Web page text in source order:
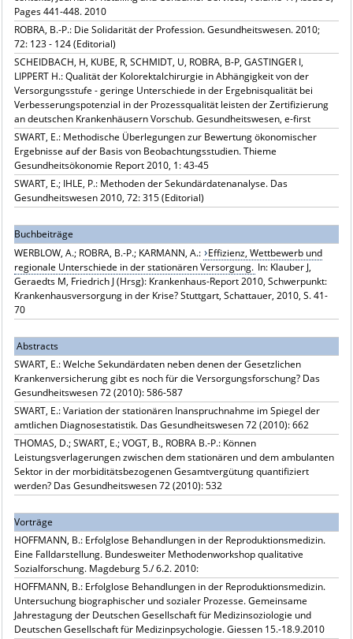
Pages 441-448. 2010
ROBRA, B.-P.: Die Solidarität der Profession. Gesundheitswesen. 2010;
72: 123 - 124 (Editorial)
SCHEIDBACH, H, KUBE, R, SCHMIDT, U, ROBRA, B-P, GASTINGER I,
LIPPERT H.: Qualität der Kolorektalchirurgie in Abhängigkeit von der
Versorgungsstufe - geringe Unterschiede in der Ergebnisqualität bei
Verbesserungspotenzial in der Prozessqualität leisten der Zertifizierung
an deutschen Krankenhäusern Vorschub. Gesundheitswesen, e-first
SWART, E.: Methodische Überlegungen zur Bewertung ökonomischer
Ergebnisse auf der Basis von Beobachtungsstudien. Thieme
Gesundheitsökonomie Report 2010, 1: 43-45
SWART, E.; IHLE, P.: Methoden der Sekundärdatenanalyse. Das
Gesundheitswesen 2010, 72: 315 (Editorial)
Buchbeiträge
WERBLOW, A.; ROBRA, B.-P.; KARMANN, A.: Effizienz, Wettbewerb und
regionale Unterschiede in der stationären Versorgung. In: Klauber J,
Geraedts M, Friedrich J (Hrsg): Krankenhaus-Report 2010, Schwerpunkt:
Krankenhausversorgung in der Krise? Stuttgart, Schattauer, 2010, S. 41-
70
Abstracts
SWART, E.: Welche Sekundärdaten neben denen der Gesetzlichen
Krankenversicherung gibt es noch für die Versorgungsforschung? Das
Gesundheitswesen 72 (2010): 586-587
SWART, E.: Variation der stationären Inanspruchnahme im Spiegel der
amtlichen Diagnosestatistik. Das Gesundheitswesen 72 (2010): 662
THOMAS, D.; SWART, E.; VOGT, B., ROBRA B.-P.: Können
Leistungsverlagerungen zwischen dem stationären und dem ambulanten
Sektor in der morbiditätsbezogenen Gesamtvergütung quantifiziert
werden? Das Gesundheitswesen 72 (2010): 532
Vorträge
HOFFMANN, B.: Erfolglose Behandlungen in der Reproduktionsmedizin.
Eine Falldarstellung. Bundesweiter Methodenworkshop qualitative
Sozialforschung. Magdeburg 5./ 6.2. 2010:
HOFFMANN, B.: Erfolglose Behandlungen in der Reproduktionsmedizin.
Untersuchung biographischer und sozialer Prozesse. Gemeinsame
Jahrestagung der Deutschen Gesellschaft für Medizinsoziologie und
Deutschen Gesellschaft für Medizinpsychologie. Giessen 15.-18.9.2010